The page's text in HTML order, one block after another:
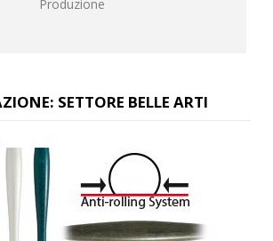
Produzione
SETTORE BELLE ARTI